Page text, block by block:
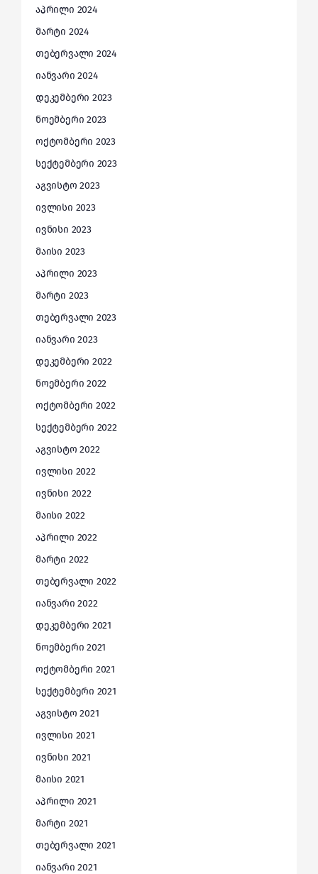
აპრილი 2024
მარტი 2024
თებერვალი 2024
იანვარი 2024
დეკემბერი 2023
ნოემბერი 2023
ოქტომბერი 2023
სექტემბერი 2023
აგვისტო 2023
ივლისი 2023
ივნისი 2023
მაისი 2023
აპრილი 2023
მარტი 2023
თებერვალი 2023
იანვარი 2023
დეკემბერი 2022
ნოემბერი 2022
ოქტომბერი 2022
სექტემბერი 2022
აგვისტო 2022
ივლისი 2022
ივნისი 2022
მაისი 2022
აპრილი 2022
მარტი 2022
თებერვალი 2022
იანვარი 2022
დეკემბერი 2021
ნოემბერი 2021
ოქტომბერი 2021
სექტემბერი 2021
აგვისტო 2021
ივლისი 2021
ივნისი 2021
მაისი 2021
აპრილი 2021
მარტი 2021
თებერვალი 2021
იანვარი 2021